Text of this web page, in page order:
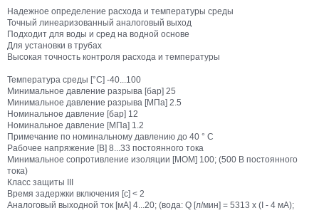
Надежное определение расхода и температуры среды
Точный линеаризованный аналоговый выход
Подходит для воды и сред на водной основе
Для установки в трубах
Высокая точность контроля расхода и температуры
Температура среды [°C] -40...100
Минимальное давление разрыва [бар] 25
Минимальное давление разрыва [МПа] 2.5
Номинальное давление [бар] 12
Номинальное давление [МПа] 1.2
Примечание по номинальному давлению до 40 ° C
Рабочее напряжение [В] 8...33 постоянного тока
Минимальное сопротивление изоляции [МОМ] 100; (500 В постоянного
тока)
Класс защиты III
Время задержки включения [с] < 2
Аналоговый выходной ток [мА] 4...20; (вода: Q [л/мин] = 5313 x (I - 4 мА);